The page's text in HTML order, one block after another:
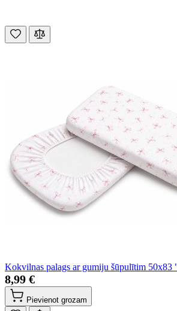
Kokvilnas palags ar gumiju šūpulītim 50x83
8,99 €
Pievienot grozam